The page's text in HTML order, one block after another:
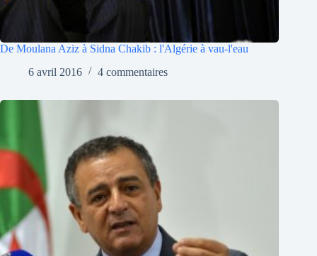
De Moulana Aziz à Sidna Chakib : l'Algérie à vau-l'eau
6 avril 2016
4 commentaires